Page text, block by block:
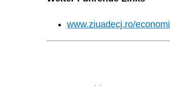
www.ziuadecj.ro/